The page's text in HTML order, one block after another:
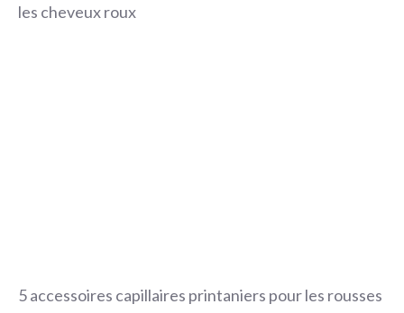
les cheveux roux
5 accessoires capillaires printaniers pour les rousses